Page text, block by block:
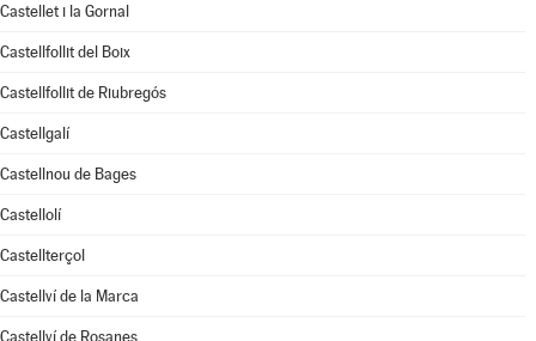
Castellet i la Gornal
Castellfollit del Boix
Castellfollit de Riubregós
Castellgalí
Castellnou de Bages
Castellolí
Castellterçol
Castellví de la Marca
Castellví de Rosanes